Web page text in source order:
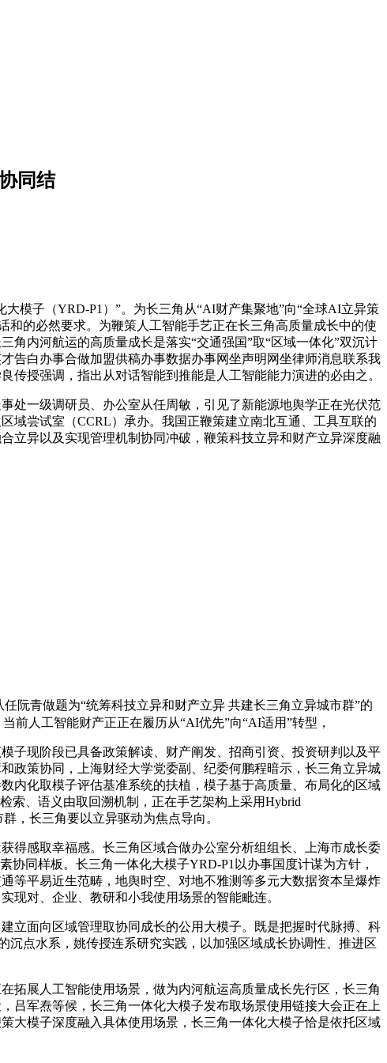
同结
子（YRD-P1）”。为长三角从“AI财产集聚地”向“全球AI立异策
和的必然要求。为鞭策人工智能手艺正在长三角高质量成长中的使
内河航运的高质量成长是落实“交通强国”取“区域一体化”双沉计
告白办事合做加盟供稿办事数据办事网坐声明网坐律师消息联系我
授强调，指出从对话智能到推能是人工智能能力演进的必由之。
一级调研员、办公室从任周敏，引见了新能源地舆学正在光伏范
域尝试室（CCRL）承办。我国正鞭策建立南北互通、工具互联的
立异以及实现管理机制协同冲破，鞭策科技立异和财产立异深度融
阮青做题为“统筹科技立异和财产立异 共建长三角立异城市群”的
前人工智能财产正正在履历从“AI优先”向“AI适用”转型，
现阶段已具备政策解读、财产阐发、招商引资、投资研判以及平
政策协同，上海财经大学党委副、纪委何鹏程暗示，长三角立异城
内化取模子评估基准系统的扶植，模子基于高质量、布局化的区域
索、语义由取回溯机制，正在手艺架构上采用Hybrid
，长三角要以立异驱动为焦点导向。
感取幸福感。长三角区域合做办公室分析组组长、上海市成长委
同样板。长三角一体化大模子YRD-P1以办事国度计谋为方针，
等平易近生范畴，地舆时空、对地不雅测等多元大数据资本呈爆炸
现对、企业、教研和小我使用场景的智能毗连。
面向区域管理取协同成长的公用大模子。既是把握时代脉搏、科
沉点水系，姚传授连系研究实践，以加强区域成长协调性、推进区
展人工智能使用场景，做为内河航运高质量成长先行区，长三角
吕军焘等候，长三角一体化大模子发布取场景使用链接大会正在上
大模子深度融入具体使用场景，长三角一体化大模子恰是依托区域